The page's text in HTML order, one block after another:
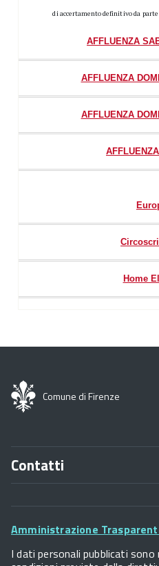
di accertamento definitivo da
AFFLUENZA
AFFLUENZA
AFFLUENZA
Home
Comune di Firenze
Contatti
Palazzo Vecchio
P.IVA 01307110484
Footer
Amministrazione
I dati personali pubblicati